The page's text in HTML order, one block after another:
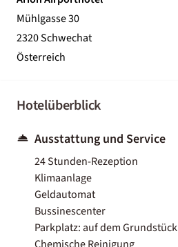
Mühlgasse 30
2320 Schwechat
Österreich
Hotelüberblick
Ausstattung und Service
24 Stunden-Rezeption
Klimaanlage
Geldautomat
Bussinescenter
Parkplatz: auf dem Grundstück